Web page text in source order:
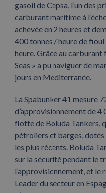
gasoil de Cepsa, l’un des
carburant maritime à
achevée en 2 heures et
400 tonnes / heure de
heure. Grâce au
Seas » a pu naviguer de
jours en Méditerranée.
La Spabunker 41 mesure
d’approvisionnement de 4
flotte de Boluda Tankers,
pétroliers et barges, dotés
les plus récents. Boluda
sur la sécurité pendant le
l’approvisionnement, et le
Leader du secteur en